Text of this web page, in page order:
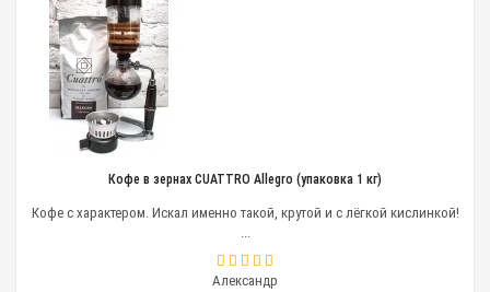
Кофе в зернах CUATTRO Allegro (упаковка 1 кг)
Кофе с характером. Искал именно такой, крутой и с лёгкой кислинкой!
...
Александр